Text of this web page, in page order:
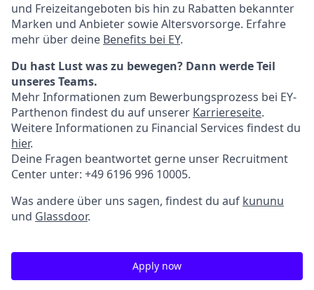
und Freizeitangeboten bis hin zu Rabatten bekannter
Marken und Anbieter sowie Altersvorsorge. Erfahre
mehr über deine Benefits bei EY.
Du hast Lust was zu bewegen? Dann werde Teil
unseres Teams.
Mehr Informationen zum Bewerbungsprozess bei EY-
Parthenon findest du auf unserer Karriereseite.
Weitere Informationen zu Financial Services findest du
hier.
Deine Fragen beantwortet gerne unser Recruitment
Center unter: +49 6196 996 10005.
Was andere über uns sagen, findest du auf kununu
und Glassdoor.
Apply now